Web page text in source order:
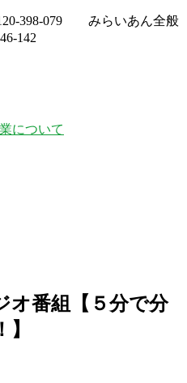
398-079
みらいあん全般
142
について
オ番組【５分で分